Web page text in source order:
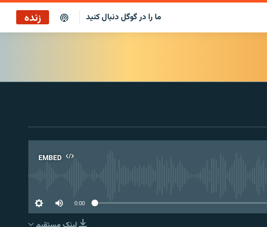
ما را در گوگل دنبال کنید زنده
EMBED
0:00